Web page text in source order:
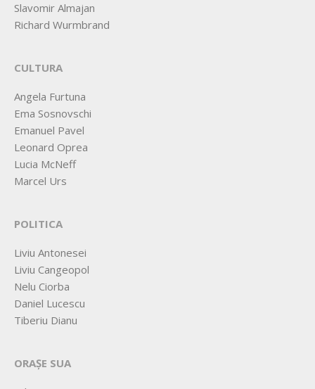
Slavomir Almajan
Richard Wurmbrand
CULTURA
Angela Furtuna
Ema Sosnovschi
Emanuel Pavel
Leonard Oprea
Lucia McNeff
Marcel Urs
POLITICA
Liviu Antonesei
Liviu Cangeopol
Nelu Ciorba
Daniel Lucescu
Tiberiu Dianu
ORAȘE SUA